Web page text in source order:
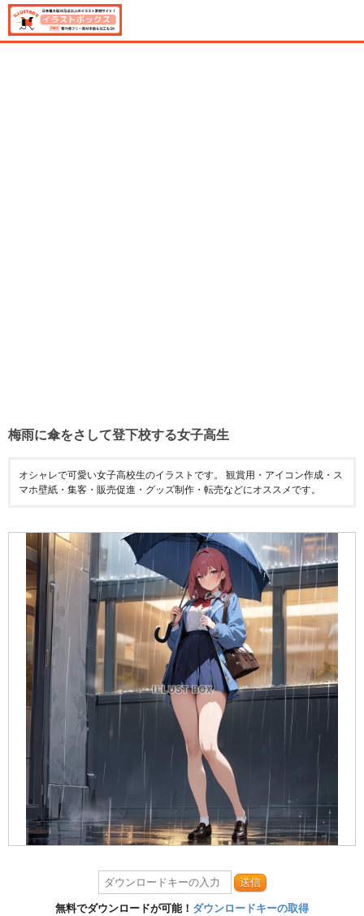
梅雨に傘をさして登下校する女子高生
オシャレで可愛い女子高校生のイラストです。 観賞用・アイコン作成・ス
マホ壁紙・集客・販売促進・グッズ制作・転売などにオススメです。
送信
無料でダウンロードが可能！ ダウンロードキーの取得